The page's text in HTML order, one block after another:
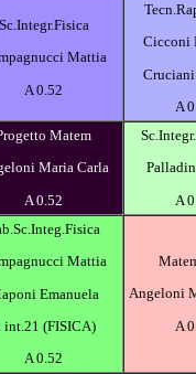
Sc.Integr.Fisica
Mattia
A 0.52
Cicconi
A
Matem
Maria Carla
A 0.52
A
Mattia
Emanuela
int.21 (FISICA)
A 0.52
Angeloni
A